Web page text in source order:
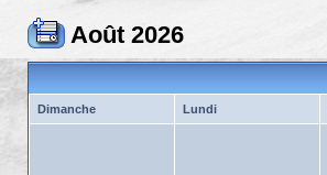
Août 2026
Dimanche Lundi